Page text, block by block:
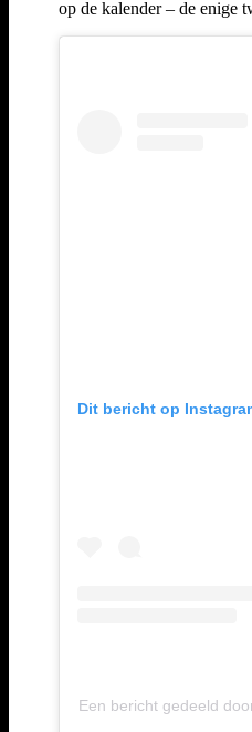
op de kalender – de enige
Dit bericht op
Een bericht gedeeld